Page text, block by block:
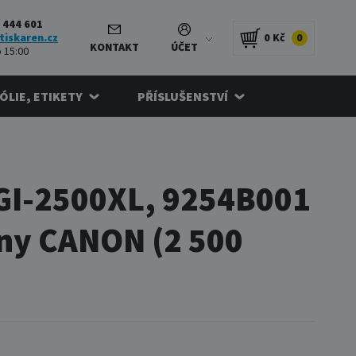
601
15:00
KONTAKT ÚČET
0 Kč 0
ETIKETY PŘÍSLUŠENSTVÍ
2500XL, 9254B001
CANON (2 500